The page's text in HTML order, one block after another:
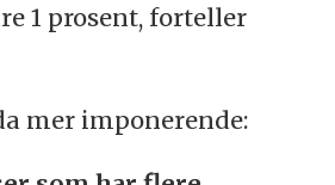
1 prosent, forteller
mer imponerende: